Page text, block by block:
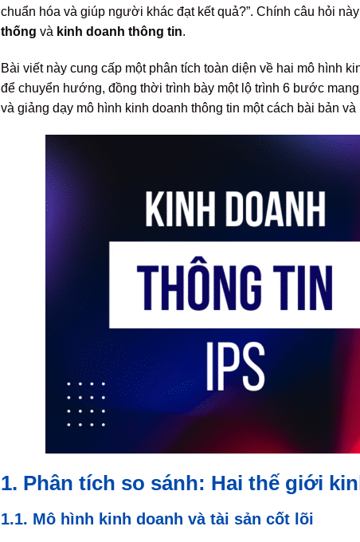
chuẩn hóa và giúp người khác đạt kết quả?”. Chính câu hỏi
thống và kinh doanh thông tin.
Bài viết này cung cấp một phân tích toàn diện về hai mô hình
để chuyển hướng, đồng thời trình bày một lộ trình 6 bước
và giảng dạy mô hình kinh doanh thông tin một cách bài bản và
1. Phân tích so sánh: Hai thế giới
1.1. Mô hình kinh doanh và tài sản cốt lõi